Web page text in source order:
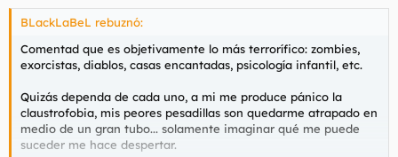
BLackLaBeL rebuznó:
Comentad que es objetivamente lo más terrorífico: zombies,
exorcistas, diablos, casas encantadas, psicología infantil, etc.
Quizás dependa de cada uno, a mi me produce pánico la
claustrofobia, mis peores pesadillas son quedarme atrapado en
medio de un gran tubo... solamente imaginar qué me puede
suceder me hace despertar.